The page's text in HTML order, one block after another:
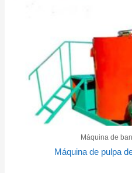
Máquina de
Máquina de pulpa